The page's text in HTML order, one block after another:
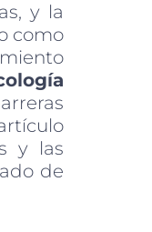
y la
como
y las
de